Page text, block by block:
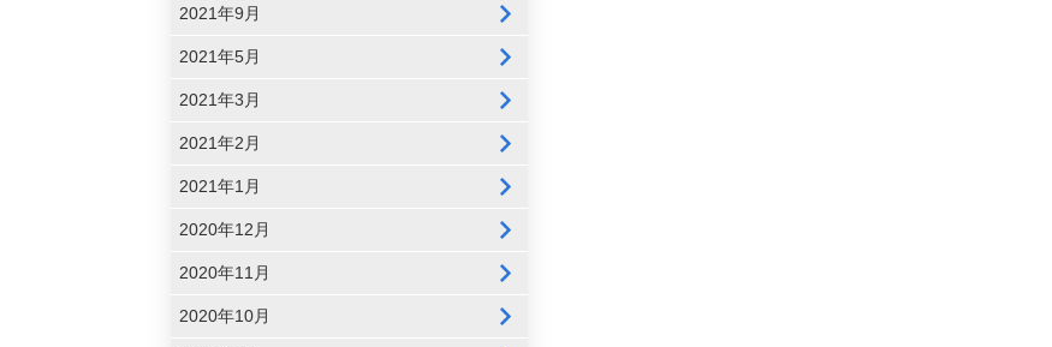
2021年9月
2021年5月
2021年3月
2021年2月
2021年1月
2020年12月
2020年11月
2020年10月